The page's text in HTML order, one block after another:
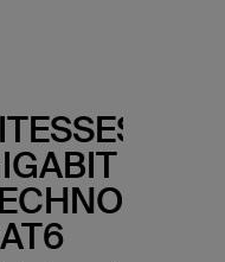
AVEC